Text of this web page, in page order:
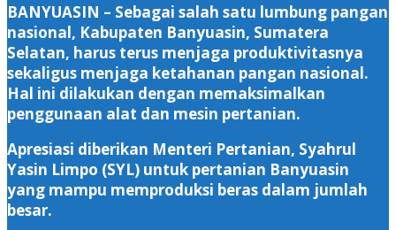
BANYUASIN – Sebagai salah satu lumbung pangan
nasional, Kabupaten Banyuasin, Sumatera
Selatan, harus terus menjaga produktivitasnya
sekaligus menjaga ketahanan pangan nasional.
Hal ini dilakukan dengan memaksimalkan
penggunaan alat dan mesin pertanian.
Apresiasi diberikan Menteri Pertanian, Syahrul
Yasin Limpo (SYL) untuk pertanian Banyuasin
yang mampu memproduksi beras dalam jumlah
besar.